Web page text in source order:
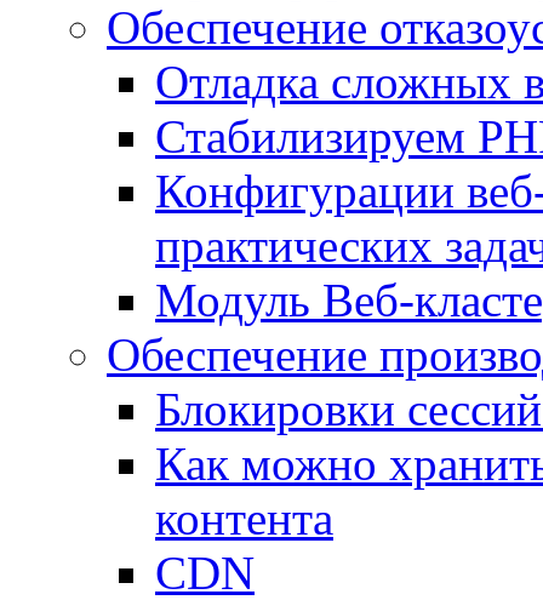
Обеспечение
Отладка сложных
Стабилизируем
Конфигурации
практических
Модуль Веб-
Обеспечение
Блокировки
Как можно
контента
CDN